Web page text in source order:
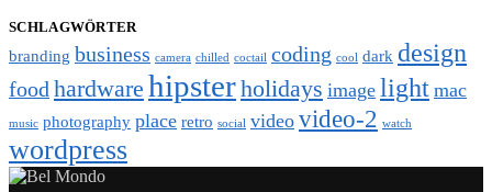
SCHLAGWÖRTER
branding business camera chilled coctail coding cool dark design
food hardware hipsterholidays image light mac
music photography place retro social video video-2 watch
wordpress